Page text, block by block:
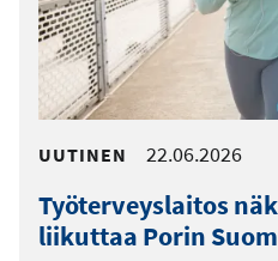
UUTINEN 22.06.2026
Työterveyslaitos
liikuttaa Porin